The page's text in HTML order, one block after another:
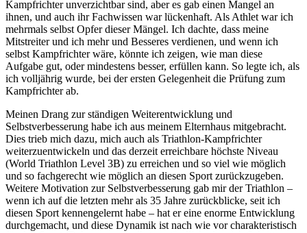
Kampfrichter unverzichtbar sind, aber es gab einen Mangel an
ihnen, und auch ihr Fachwissen war lückenhaft. Als Athlet war ich
mehrmals selbst Opfer dieser Mängel. Ich dachte, dass meine
Mitstreiter und ich mehr und Besseres verdienen, und wenn ich
selbst Kampfrichter wäre, könnte ich zeigen, wie man diese
Aufgabe gut, oder mindestens besser, erfüllen kann. So legte ich, als
ich volljährig wurde, bei der ersten Gelegenheit die Prüfung zum
Kampfrichter ab.
Meinen Drang zur ständigen Weiterentwicklung und
Selbstverbesserung habe ich aus meinem Elternhaus mitgebracht.
Dies trieb mich dazu, mich auch als Triathlon-Kampfrichter
weiterzuentwickeln und das derzeit erreichbare höchste Niveau
(World Triathlon Level 3B) zu erreichen und so viel wie möglich
und so fachgerecht wie möglich an diesen Sport zurückzugeben.
Weitere Motivation zur Selbstverbesserung gab mir der Triathlon –
wenn ich auf die letzten mehr als 35 Jahre zurückblicke, seit ich
diesen Sport kennengelernt habe – hat er eine enorme Entwicklung
durchgemacht, und diese Dynamik ist nach wie vor charakteristisch